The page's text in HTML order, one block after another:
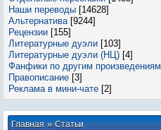
Наши переводы [14628]
Альтернатива [9244]
Рецензии [155]
Литературные дуэли [103]
Литературные дуэли (НЦ) [4]
Фанфики по другим произведениям
Правописание [3]
Реклама в мини-чате [2]
Главная»Статьи